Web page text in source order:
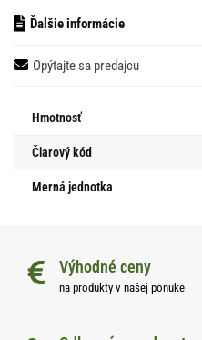
Ďalšie informácie
Opýtajte sa predajcu
Hmotnosť
Čiarový kód
Merná jednotka
Výhodné ceny
na produkty v našej ponuke